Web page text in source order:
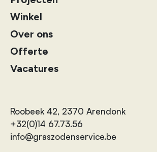
Winkel
Over ons
Offerte
Vacatures
Roobeek 42, 2370 Arendonk
+32(0)14 67.73.56
info@graszodenservice.be